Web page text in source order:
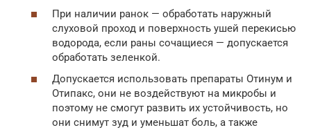
При наличии ранок — обработать наружный
слуховой проход и поверхность ушей перекисью
водорода, если раны сочащиеся — допускается
обработать зеленкой.
Допускается использовать препараты Отинум и
Отипакс, они не воздействуют на микробы и
поэтому не смогут развить их устойчивость, но
они снимут зуд и уменьшат боль, а также